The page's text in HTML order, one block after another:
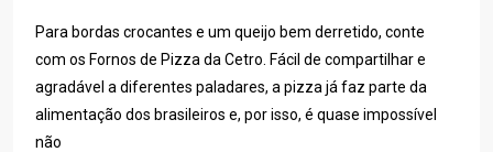
Para bordas crocantes e um queijo bem derretido, conte
com os Fornos de Pizza da Cetro. Fácil de compartilhar e
agradável a diferentes paladares, a pizza já faz parte da
alimentação dos brasileiros e, por isso, é quase impossível
não